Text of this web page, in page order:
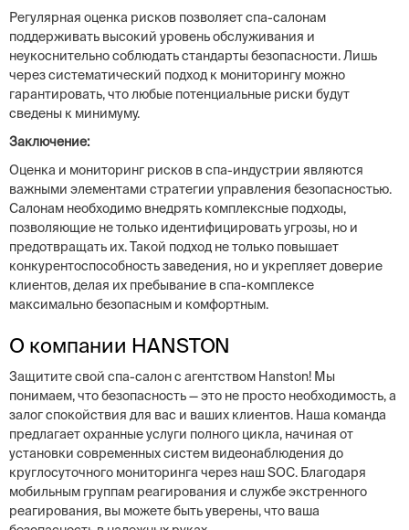
Регулярная оценка рисков позволяет спа-салонам
поддерживать высокий уровень обслуживания и
неукоснительно соблюдать стандарты безопасности. Лишь
через систематический подход к мониторингу можно
гарантировать, что любые потенциальные риски будут
сведены к минимуму.
Заключение:
Оценка и мониторинг рисков в спа-индустрии являются
важными элементами стратегии управления безопасностью.
Салонам необходимо внедрять комплексные подходы,
позволяющие не только идентифицировать угрозы, но и
предотвращать их. Такой подход не только повышает
конкурентоспособность заведения, но и укрепляет доверие
клиентов, делая их пребывание в спа-комплексе
максимально безопасным и комфортным.
О компании HANSTON
Защитите свой спа-салон с агентством Hanston! Мы
понимаем, что безопасность — это не просто необходимость, а
залог спокойствия для вас и ваших клиентов. Наша команда
предлагает охранные услуги полного цикла, начиная от
установки современных систем видеонаблюдения до
круглосуточного мониторинга через наш SOC. Благодаря
мобильным группам реагирования и службе экстренного
реагирования, вы можете быть уверены, что ваша